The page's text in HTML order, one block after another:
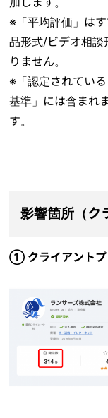
※「平均評価」は
品形式/ビデオ相談
りません。
※「認定されてい
基準」には含まれ
す。
影響箇所（ク
① クライアントプ